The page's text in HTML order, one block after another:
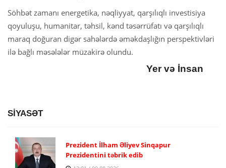
Söhbət zamanı energetika, nəqliyyat, qarşılıqlı investisiya
qoyuluşu, humanitar, təhsil, kənd təsərrüfatı və qarşılıqlı
maraq doğuran digər sahələrdə əməkdaşlığın perspektivləri
ilə bağlı məsələlər müzakirə olundu.
Yer və İnsan
SİYASƏT
Prezident İlham Əliyev Sinqapur
Prezidentini təbrik edib